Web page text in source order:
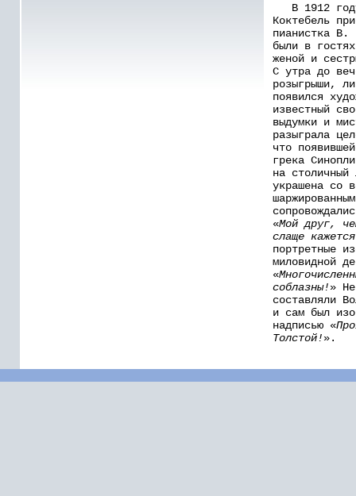
В 1912
Коктебель
пианистка В.
были в
женой и
С утра до
розыгрыши,
появился
известный
выдумки и
разыграла
что
грека
на
украшена со
«Мой друг,
слаще
портретные
миловидной
«
соблазны!»
составляли
и сам был
надписью «
Толстой!».